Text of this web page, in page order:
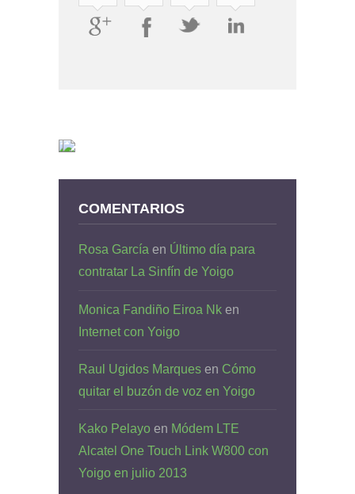
COMENTARIOS
Rosa García en Último día para
contratar La Sinfín de Yoigo
Monica Fandiño Eiroa Nk en
Internet con Yoigo
Raul Ugidos Marques en Cómo
quitar el buzón de voz en Yoigo
Kako Pelayo en Módem LTE
Alcatel One Touch Link W800 con
Yoigo en julio 2013